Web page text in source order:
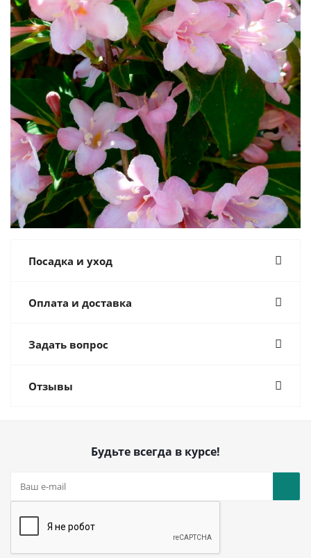
Посадка и уход
Оплата и доставка
Задать вопрос
Отзывы
Будьте всегда в курсе!